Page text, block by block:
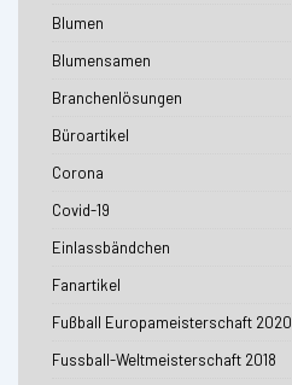
Blumen
Blumensamen
Branchenlösungen
Büroartikel
Corona
Covid-19
Einlassbändchen
Fanartikel
Fußball Europameisterschaft 2020
Fussball-Weltmeisterschaft 2018